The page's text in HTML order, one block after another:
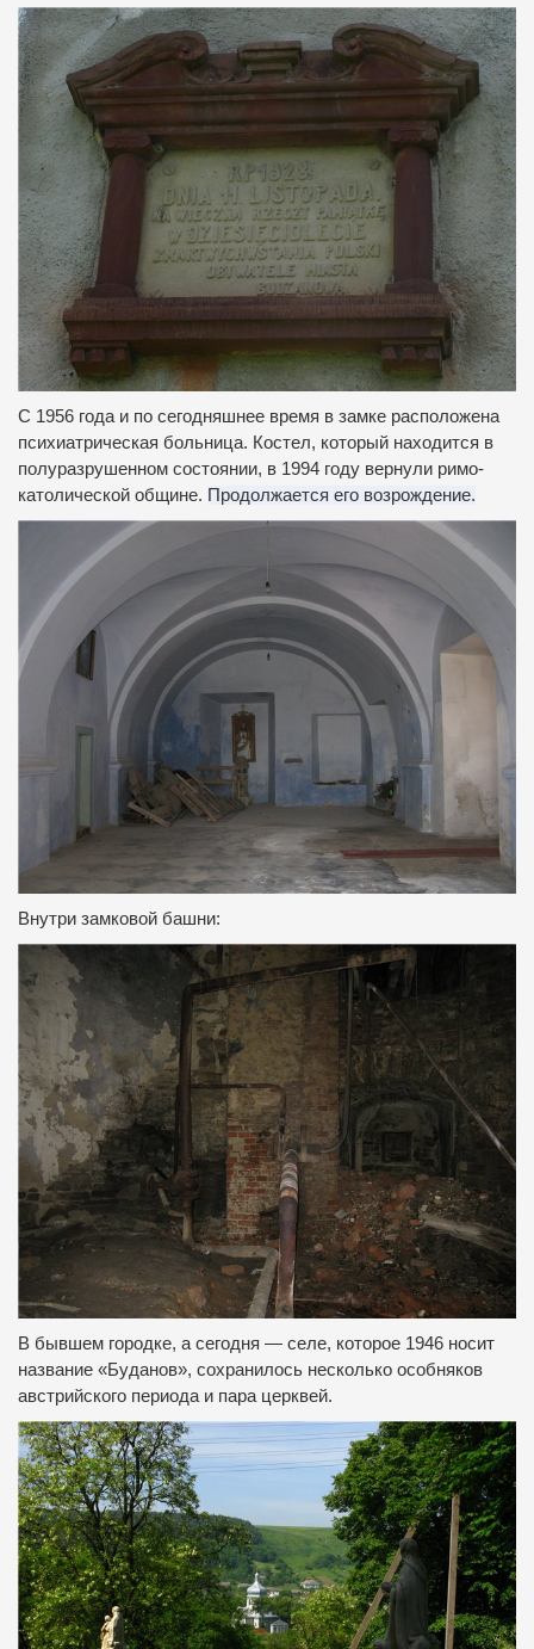
С 1956 года и по сегодняшнее время в замке расположена
психиатрическая больница. Костел, который находится в
полуразрушенном состоянии, в 1994 году вернули римо-
католической общине. Продолжается его возрождение.
Внутри замковой башни:
В бывшем городке, а сегодня — селе, которое 1946 носит
название «Буданов», сохранилось несколько особняков
австрийского периода и пара церквей.